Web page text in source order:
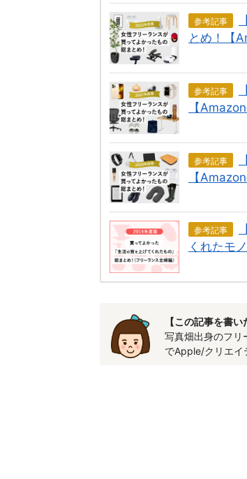
参考記事
とめ！【
参考記事
【
参考記事
【
参考記事
くれたモ
【この記事を書い
写真畑出身のフリ
でApple/クリエイ